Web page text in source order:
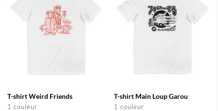
T-shirt Weird Friends
1 couleur
T-shirt Main Loup Garou
1 couleur